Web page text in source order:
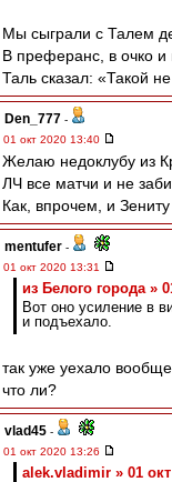
Мы сыграли с Талем
В преферанс, в очко и
Таль сказал: «Такой
Den_777 -
01 окт 2020 13:40
Желаю недоклубу из
ЛЧ все матчи и не
Как, впрочем, и
mentufer -
01 окт 2020 13:31
из Белого города »
Вот оно усиление в
и подъехало.
так уже уехало
что ли?
vlad45 -
01 окт 2020 13:26
alek.vladimir » 01 окт